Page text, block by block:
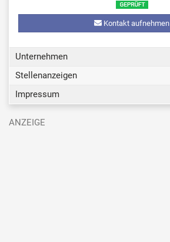
Kontakt aufnehmen
Unternehmen
Stellenanzeigen
Impressum